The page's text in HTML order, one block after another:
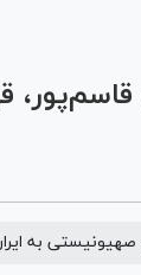
Video
قاسم‌پور،
به